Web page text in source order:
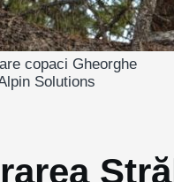
copaci Gheorghe
Solutions